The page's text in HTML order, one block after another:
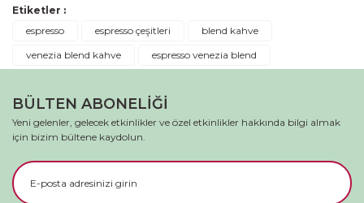
Etiketler :
espresso
espresso çeşitleri
blend kahve
venezia blend kahve
espresso venezia blend
BÜLTEN ABONELİĞİ
Yeni gelenler, gelecek etkinlikler ve özel etkinlikler hakkında bilgi almak
için bizim bültene kaydolun.